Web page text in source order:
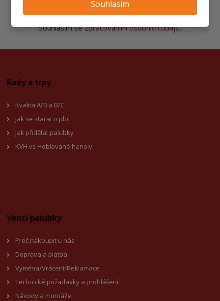
Souhlasím
Souhlasím sezpracováním osobních údajů.
Rady a tipy
Kvalita A/B a B/C
Jak se starat o plot
Jak přidělat palubky
KVH vs Hoblované hanoly
Vencl palubky
Proč nakoupit u nás
Doprava a platba
Výměna/Vrácení/Reklamace
Technické požadavky a prohlášení
Návody a montáže